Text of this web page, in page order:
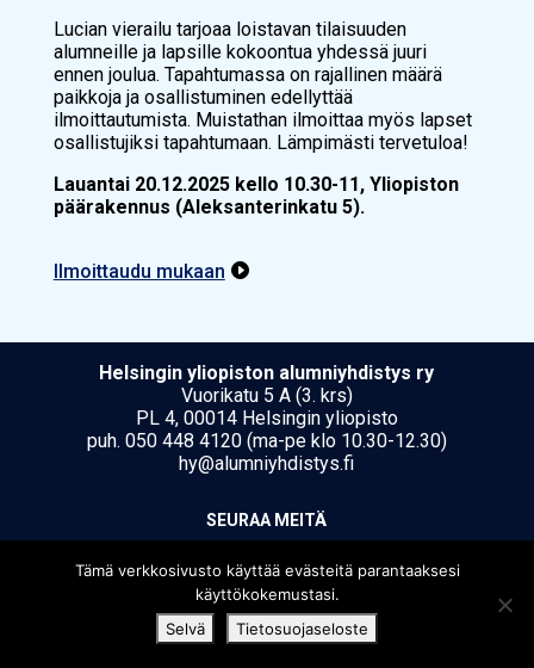
Lucian vierailu tarjoaa loistavan tilaisuuden
alumneille ja lapsille kokoontua yhdessä juuri
ennen joulua. Tapahtumassa on rajallinen määrä
paikkoja ja osallistuminen edellyttää
ilmoittautumista. Muistathan ilmoittaa myös lapset
osallistujiksi tapahtumaan. Lämpimästi tervetuloa!
Lauantai 20.12.2025 kello 10.30-11, Yliopiston
päärakennus (Aleksanterinkatu 5).
Ilmoittaudu mukaan 
Hel­sin­gin yli­opis­ton alumniyhdistys ry
Vuorikatu 5 A (3. krs)
PL 4, 00014 Helsingin yliopisto
puh. 050 448 4120 (ma-pe klo 10.30-12.30)
hy@alumniyhdistys.fi
SEU­RAA MEI­TÄ
[translate string="Copyright"]
Tämä verkkosivusto käyttää evästeitä parantaaksesi
käyttökokemustasi.
Selvä
Tietosuojaseloste